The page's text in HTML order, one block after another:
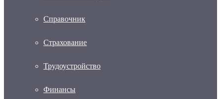
Справочник
Страхование
Трудоустройство
Финансы